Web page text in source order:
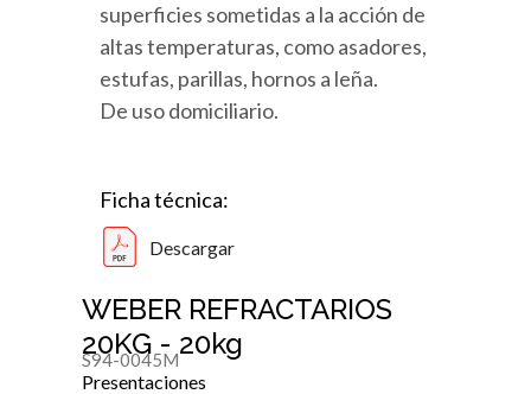
superficies sometidas a la acción de
altas temperaturas, como asadores,
estufas, parillas, hornos a leña.
De uso domiciliario.
Ficha técnica:
Descargar
WEBER REFRACTARIOS
20KG - 20kg
S94-0045M
Presentaciones